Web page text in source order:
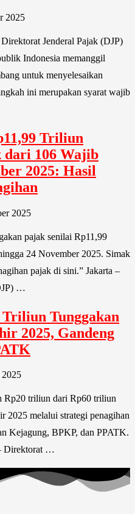
2025
Jenderal Pajak (DJP)
Indonesia memanggil
untuk menyelesaikan
ini merupakan syarat wajib
Triliun
dari 106 Wajib
2025: Hasil
2025
pajak senilai Rp11,99
24 November 2025. Simak
pajak di sini.” Jakarta –
…
Tunggakan
2025, Gandeng
2025
Rp20 triliun dari Rp60 triliun
2025 melalui strategi penagihan
Kejagung, BPKP, dan PPATK.
Direktorat …